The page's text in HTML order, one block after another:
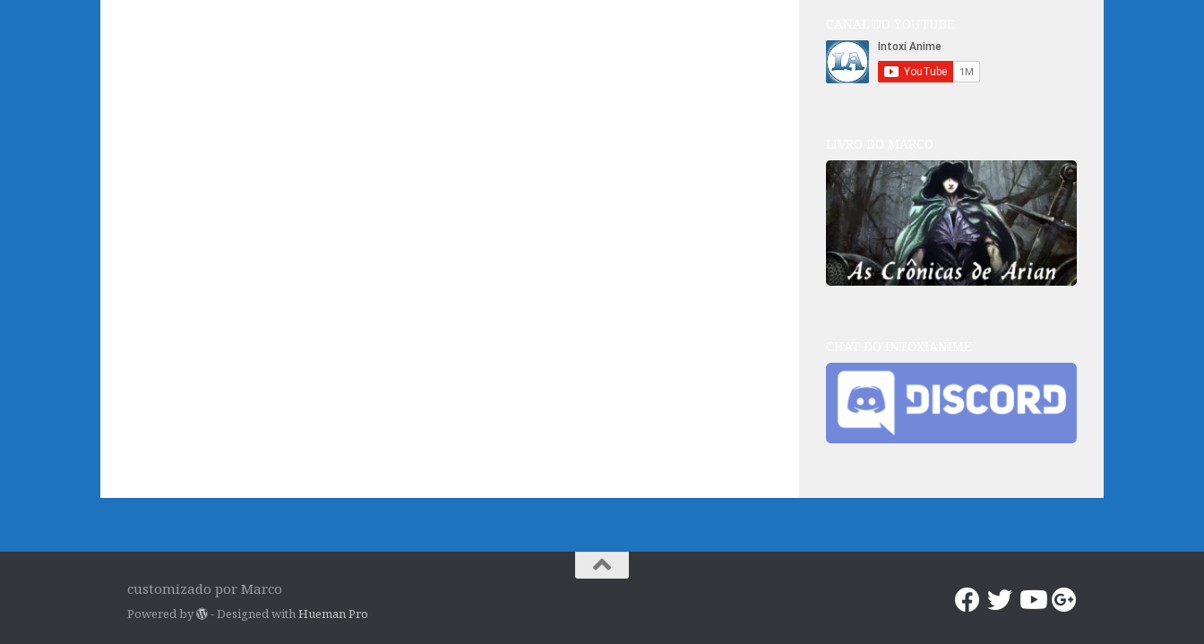
customizado por Marco
Powered by - Designed withHueman Pro